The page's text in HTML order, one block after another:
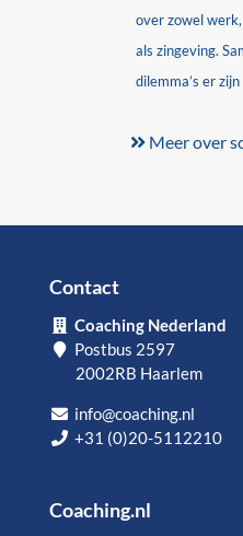
over zowel
als zingeving.
dilemma’s er
Meer over
Contact
Coaching Nederland
Postbus 2597
2002RB Haarlem
info@coaching.nl
+31 (0)20-5112210
Coaching.nl